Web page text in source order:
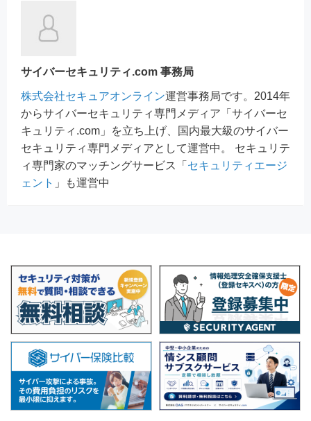
サイバーセキュリティ.com 事務局
株式会社セキュアオンライン運営事務局です。2014年
からサイバーセキュリティ専門メディア「サイバーセ
キュリティ.com」を立ち上げ、国内最大級のサイバー
セキュリティ専門メディアとして運営中。 セキュリテ
ィ専門家のマッチングサービス「 セキュリティエージ
ェント 」も運営中